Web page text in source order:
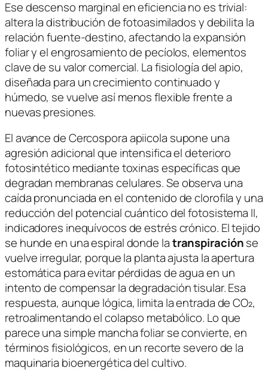
Ese descenso marginal en eficiencia no es trivial:
altera la distribución de fotoasimilados y debilita la
relación fuente-destino, afectando la expansión
foliar y el engrosamiento de pecíolos, elementos
clave de su valor comercial. La fisiología del apio,
diseñada para un crecimiento continuado y
húmedo, se vuelve así menos flexible frente a
nuevas presiones.
El avance deCercospora apiicola supone una
agresión adicional que intensifica el deterioro
fotosintético mediante toxinas específicas que
degradan membranas celulares. Se observa una
caída pronunciada en el contenido de clorofila y una
reducción del potencial cuántico del fotosistema II,
indicadores inequívocos de estrés crónico. El tejido
se hunde en una espiral donde latranspiraciónse
vuelve irregular, porque la planta ajusta la apertura
estomática para evitar pérdidas de agua en un
intento de compensar la degradación tisular. Esa
respuesta, aunque lógica, limita la entrada de CO₂,
retroalimentando el colapso metabólico. Lo que
parece una simple mancha foliar se convierte, en
términos fisiológicos, en un recorte severo de la
maquinaria bioenergética del cultivo.